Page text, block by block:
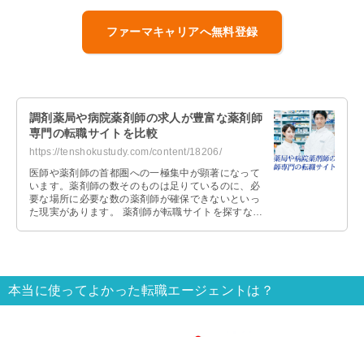
ファーマキャリアへ無料登録
調剤薬局や病院薬剤師の求人が豊富な薬剤師
専門の転職サイトを比較
https://tenshokustudy.com/content/18206/
医師や薬剤師の首都圏への一極集中が顕著になって
います。薬剤師の数そのものは足りているのに、必
要な場所に必要な数の薬剤師が確保できないといっ
た現実があります。 薬剤師が転職サイトを探すな
本当に使ってよかった転職エージェントは？